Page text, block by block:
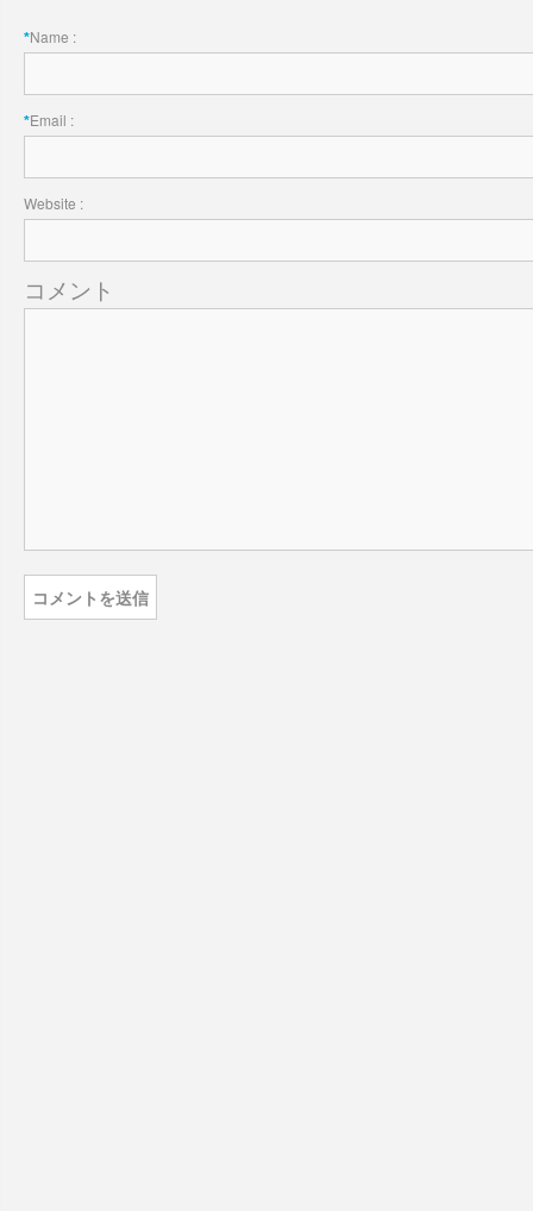
*Name :
*Email :
Website :
コメント